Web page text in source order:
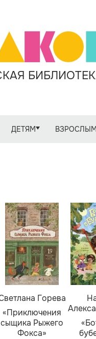
ДЕТЯМ
Горева
«Приключения
сыщика Рыжего
Фокса»